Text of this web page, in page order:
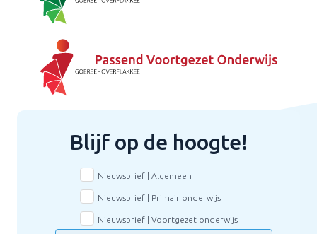
Blijf op de hoogte!
Nieuwsbrief | Algemeen
Nieuwsbrief | Primair onderwijs
Nieuwsbrief | Voortgezet onderwijs